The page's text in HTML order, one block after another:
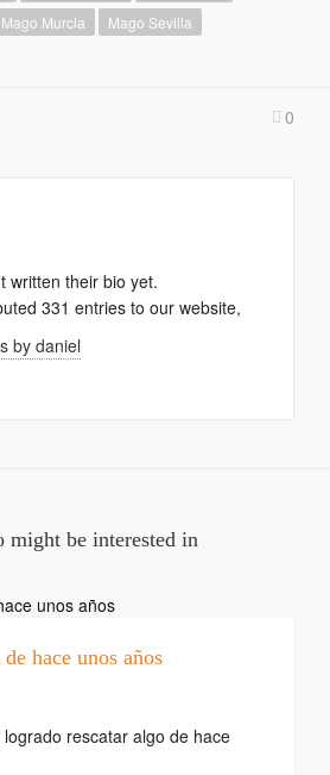
Mago Murcia
Mago Sevilla
0
written their bio yet.
331 entries to our website,
bydaniel
might be interested in
hace unos años
rescatar algo de hace